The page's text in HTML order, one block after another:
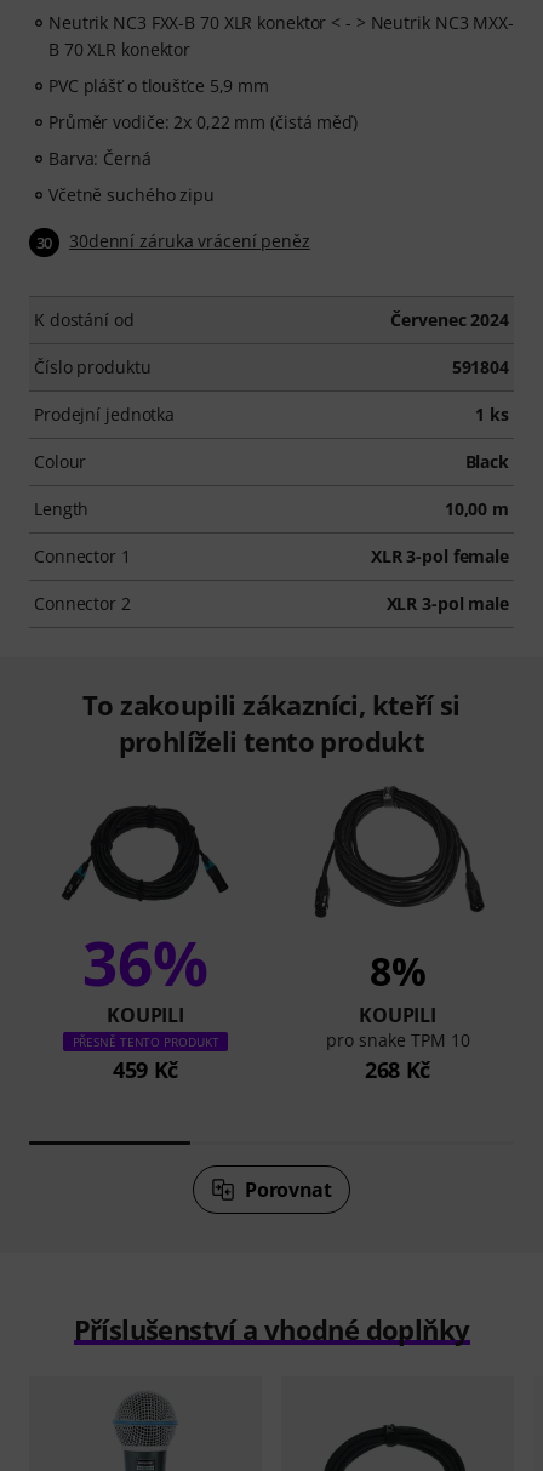
Neutrik NC3 FXX-B 70 XLR konektor < - > Neutrik NC3 MXX-
B 70 XLR konektor
PVC plášť o tloušťce 5,9 mm
Průměr vodiče: 2x 0,22 mm (čistá měď)
Barva: Černá
Včetně suchého zipu
30 30denní záruka vrácení peněz
K dostání od Červenec 2024
Číslo produktu 591804
Prodejní jednotka 1 ks
Colour Black
Length 10,00 m
Connector 1 XLR 3-pol female
Connector 2 XLR 3-pol male
To zakoupili zákazníci, kteří si
prohlíželi tento produkt
36%
KOUPILI
PŘESNĚ TENTO PRODUKT
459 Kč
8%
KOUPILI
pro snake TPM 10
268 Kč
Porovnat
Příslušenství a vhodné doplňky